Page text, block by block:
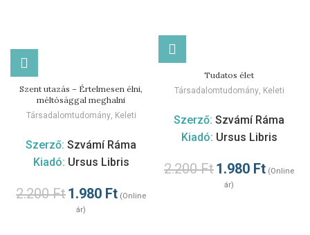
Szent utazás – Értelmesen élni,
méltósággal meghalni
Társadalomtudomány, Keleti
Szerző: Szvámí Ráma
Kiadó: Ursus Libris
2.200Ft1.980 Ft (Online
ár)
Tudatos élet
Társadalomtudomány, Keleti
Szerző: Szvámí Ráma
Kiadó: Ursus Libris
2.200Ft1.980 Ft (Online
ár)